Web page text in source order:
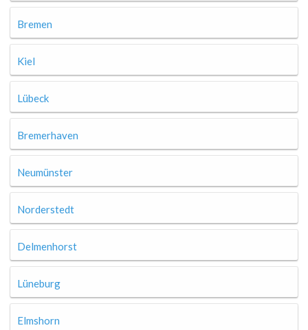
Bremen
Kiel
Lübeck
Bremerhaven
Neumünster
Norderstedt
Delmenhorst
Lüneburg
Elmshorn